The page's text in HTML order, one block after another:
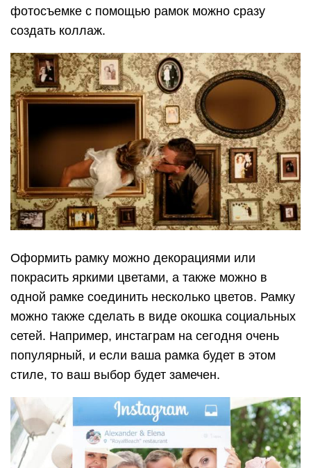
фотосъемке с помощью рамок можно сразу
создать коллаж.
Оформить рамку можно декорациями или
покрасить яркими цветами, а также можно в
одной рамке соединить несколько цветов. Рамку
можно также сделать в виде окошка социальных
сетей. Например, инстаграм на сегодня очень
популярный, и если ваша рамка будет в этом
стиле, то ваш выбор будет замечен.